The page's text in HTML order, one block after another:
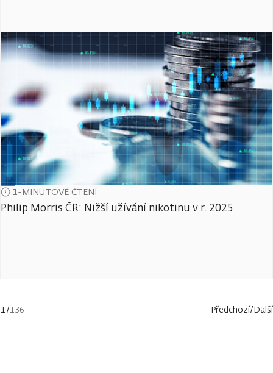
1-MINUTOVÉ ČTENÍ
Philip Morris ČR: Nižší užívání nikotinu v r. 2025
1/136 Předchozí/Další